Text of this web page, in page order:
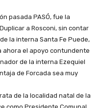
pasada PASÓ, fue la
a Rosconi, sin contar
la interna Santa Fe Puede,
ahora el apoyo contundente
de la interna Ezequiel
de Forcada sea muy
de la localidad natal de la